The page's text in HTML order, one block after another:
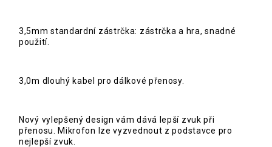
3,5mm standardní zástrčka: zástrčka a hra, snadné
použití.
3,0m dlouhý kabel pro dálkové přenosy.
Nový vylepšený design vám dává lepší zvuk při
přenosu. Mikrofon lze vyzvednout z podstavce pro
nejlepší zvuk.